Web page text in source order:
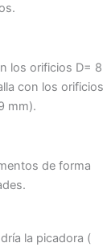
los orificios D= 8
con los orificios
mm).
de forma
la picadora (